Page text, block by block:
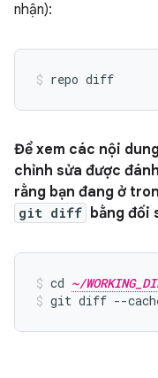
nhận):
Để xem các nội
chỉnh sửa được
rằng bạn đang ở
git diff bằng đối
cd ~/
git diff --